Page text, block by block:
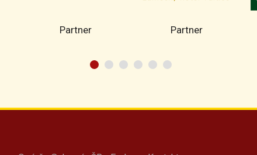
Partner Partner